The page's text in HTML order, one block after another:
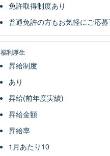
免許取得制度あり
普通免許の方もお気軽にご応
福利厚生
昇給制度
あり
昇給(前年度実績)
昇給金額
昇給率
1月あたり10